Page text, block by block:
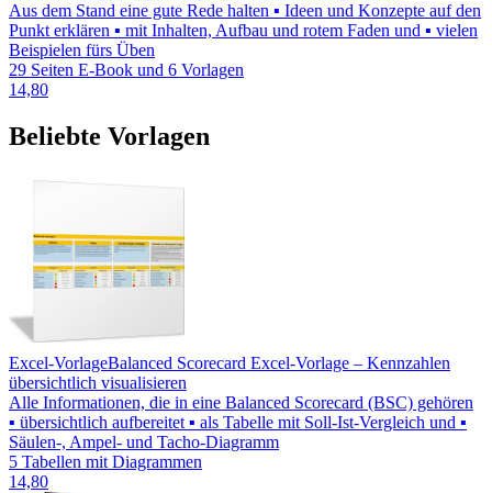
Aus dem Stand eine gute Rede halten ▪ Ideen und Konzepte auf den
Punkt erklären ▪ mit Inhalten, Aufbau und rotem Faden und ▪ vielen
Beispielen fürs Üben
29 Seiten E-Book und 6 Vorlagen
14,80
Beliebte Vorlagen
Excel-VorlageBalanced Scorecard Excel-Vorlage – Kennzahlen
übersichtlich visualisieren
Alle Informationen, die in eine Balanced Scorecard (BSC) gehören
▪ übersichtlich aufbereitet ▪ als Tabelle mit Soll-Ist-Vergleich und ▪
Säulen-, Ampel- und Tacho-Diagramm
5 Tabellen mit Diagrammen
14,80